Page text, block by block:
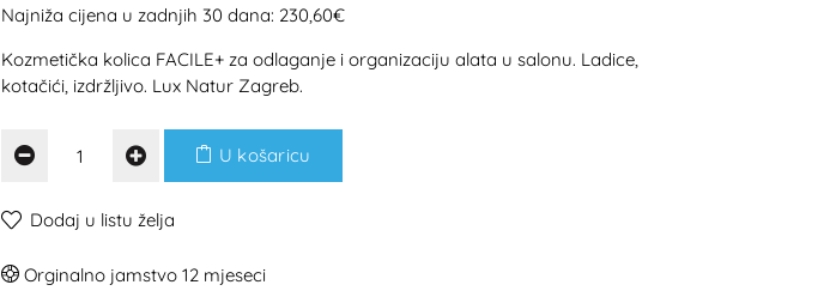
Najniža cijena u zadnjih 30 dana: 230,60€
Kozmetička kolica FACILE+ za odlaganje i organizaciju alata u salonu. Ladice,
kotačići, izdržljivo. Lux Natur Zagreb.
U košaricu
Dodaj u listu želja
Orginalno jamstvo 12 mjeseci